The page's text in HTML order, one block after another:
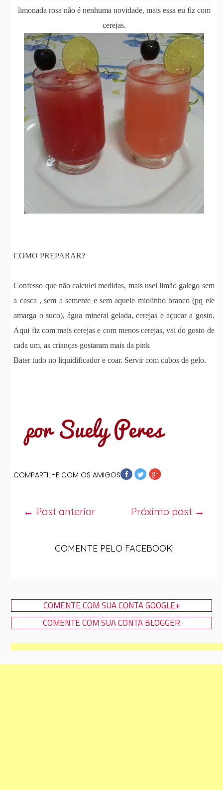
limonada rosa não é nenhuma novidade, mais essa eu fiz com
cerejas.
COMO PREPARAR?
Confesso que não calculei medidas, mais usei limão galego sem
a casca , sem a semente e sem aquele miolinho branco (pq ele
amarga o suco), água mineral gelada, cerejas e açucar a gosto.
Aqui fiz com mais cerejas e com menos cerejas, vai do gosto de
cada um, as crianças gostaram mais da pink
Bater tudo no liquidificador e coar. Servir com cubos de gelo.
COMPARTILHE COM OS AMIGOS
Próximo post →
← Post anterior
COMENTE PELO FACEBOOK!
COMENTE COM SUA CONTA GOOGLE+
COMENTE COM SUA CONTA BLOGGER